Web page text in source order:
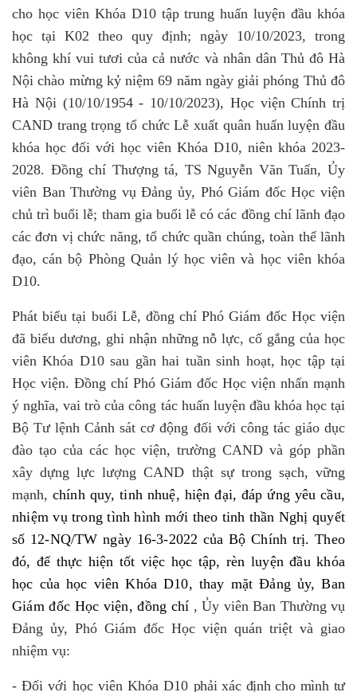
cho học viên Khóa D10 tập trung huấn luyện đầu khóa
học tại K02 theo quy định; ngày 10/10/2023, trong
không khí vui tươi của cả nước và nhân dân Thủ đô Hà
Nội chào mừng kỷ niệm 69 năm ngày giải phóng Thủ đô
Hà Nội (10/10/1954 - 10/10/2023), Học viện Chính trị
CAND trang trọng tổ chức Lễ xuất quân huấn luyện đầu
khóa học đối với học viên Khóa D10, niên khóa 2023-
2028. Đồng chí Thượng tá, TS Nguyễn Văn Tuấn, Ủy
viên Ban Thường vụ Đảng ủy, Phó Giám đốc Học viện
chủ trì buổi lễ; tham gia buổi lễ có các đồng chí lãnh đạo
các đơn vị chức năng, tổ chức quần chúng, toàn thể lãnh
đạo, cán bộ Phòng Quản lý học viên và học viên khóa
D10.
Phát biểu tại buổi Lễ, đồng chí Phó Giám đốc Học viện
đã biểu dương, ghi nhận những nỗ lực, cố gắng của học
viên Khóa D10 sau gần hai tuần sinh hoạt, học tập tại
Học viện. Đồng chí Phó Giám đốc Học viện nhấn mạnh
ý nghĩa, vai trò của công tác huấn luyện đầu khóa học tại
Bộ Tư lệnh Cảnh sát cơ động đối với công tác giáo dục
đào tạo của các học viện, trường CAND và góp phần
xây dựng lực lượng CAND thật sự trong sạch, vững
mạnh, chính quy, tinh nhuệ, hiện đại, đáp ứng yêu cầu,
nhiệm vụ trong tình hình mới theo tinh thần Nghị quyết
số 12-NQ/TW ngày 16-3-2022 của Bộ Chính trị. Theo
đó, để thực hiện tốt việc học tập, rèn luyện đầu khóa
học của học viên Khóa D10, thay mặt Đảng ủy, Ban
Giám đốc Học viện, đồng chí , Ủy viên Ban Thường vụ
Đảng ủy, Phó Giám đốc Học viện quán triệt và giao
nhiệm vụ:
- Đối với học viên Khóa D10 phải xác định cho mình tư